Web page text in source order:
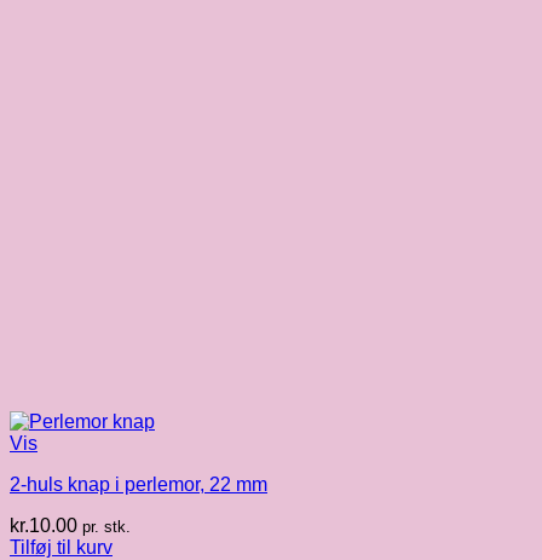
Vis
2-huls knap i perlemor, 22 mm
kr.10.00 pr. stk.
Tilføj til kurv